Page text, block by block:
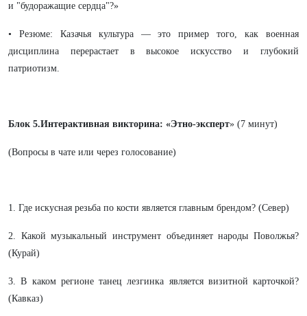
и "будоражащие сердца"?»
• Резюме: Казачья культура — это пример того, как военная
дисциплина перерастает в высокое искусство и глубокий
патриотизм.
Блок 5.Интерактивная викторина: «Этно-эксперт» (7 минут)
(Вопросы в чате или через голосование)
1. Где искусная резьба по кости является главным брендом? (Север)
2. Какой музыкальный инструмент объединяет народы Поволжья?
(Курай)
3. В каком регионе танец лезгинка является визитной карточкой?
(Кавказ)